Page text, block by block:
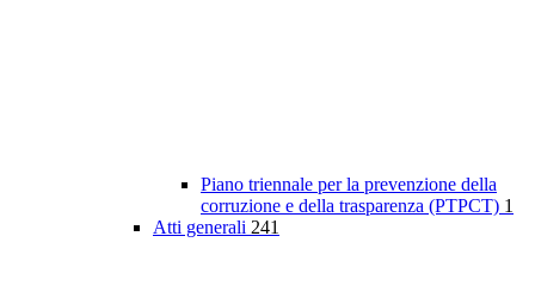
Piano triennale per la prevenzione della
corruzione e della trasparenza (PTPCT) 1
Atti generali 241